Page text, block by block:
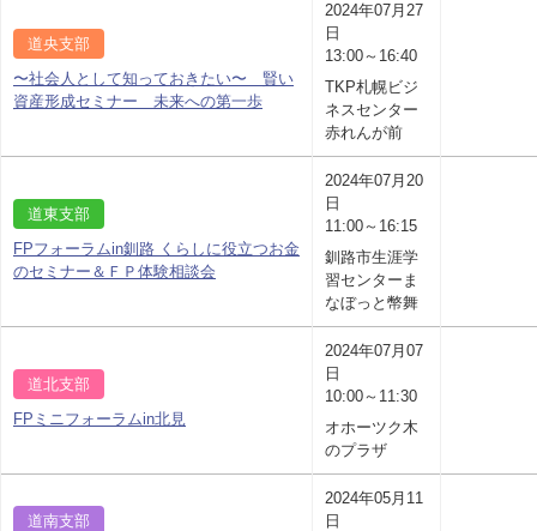
道央支部
〜社会人として知っておきたい〜 賢い
資産形成セミナー 未来への第一歩
2024年07月27
日
13:00～16:40
TKP札幌ビジ
ネスセンター
赤れんが前
道東支部
FPフォーラムin釧路 くらしに役立つお金
のセミナー＆ＦＰ体験相談会
2024年07月20
日
11:00～16:15
釧路市生涯学
習センターま
なぼっと幣舞
道北支部
FPミニフォーラムin北見
2024年07月07
日
10:00～11:30
オホーツク木
のプラザ
道南支部
2024年05月11
日